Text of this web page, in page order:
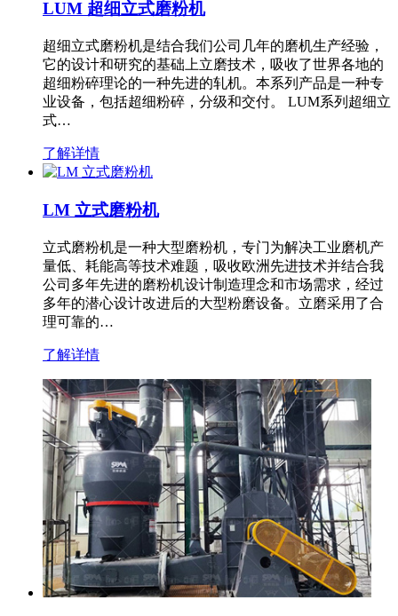
LUM 超细立式磨粉机
超细立式磨粉机是结合我们公司几年的磨机生产经验，
它的设计和研究的基础上立磨技术，吸收了世界各地的
超细粉碎理论的一种先进的轧机。本系列产品是一种专
业设备，包括超细粉碎，分级和交付。 LUM系列超细立
式…
了解详情
LM 立式磨粉机
立式磨粉机是一种大型磨粉机，专门为解决工业磨机产
量低、耗能高等技术难题，吸收欧洲先进技术并结合我
公司多年先进的磨粉机设计制造理念和市场需求，经过
多年的潜心设计改进后的大型粉磨设备。立磨采用了合
理可靠的…
了解详情